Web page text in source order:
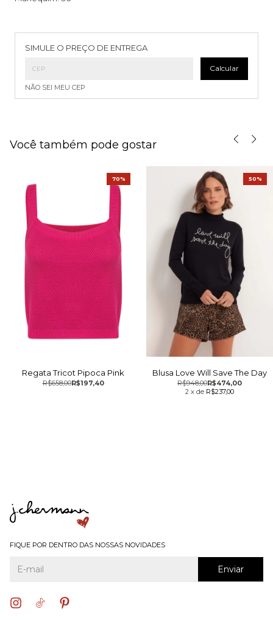
SIMULE O PREÇO DE ENTREGA
Calcular
NÃO SEI MEU CEP
Você também pode gostar
Regata Tricot Pipoca Pink
R$197,40
R$658,00
70%
Blusa Love Will Save The Day
R$474,00
R$948,00
2 x de R$237,00
50%
FIQUE POR DENTRO DAS NOSSAS NOVIDADES